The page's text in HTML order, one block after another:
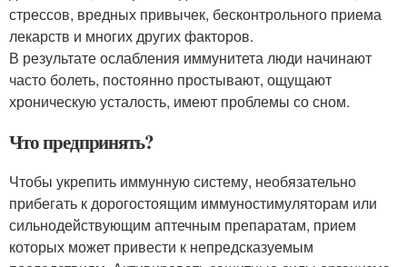
стрессов, вредных привычек, бесконтрольного приема
лекарств и многих других факторов.
В результате ослабления иммунитета люди начинают
часто болеть, постоянно простывают, ощущают
хроническую усталость, имеют проблемы со сном.
Что предпринять?
Чтобы укрепить иммунную систему, необязательно
прибегать к дорогостоящим иммуностимуляторам или
сильнодействующим аптечным препаратам, прием
которых может привести к непредсказуемым